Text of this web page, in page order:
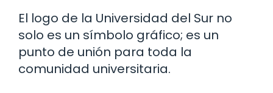
El logo de la Universidad del Sur no
solo es un símbolo gráfico; es un
punto de unión para toda la
comunidad universitaria.